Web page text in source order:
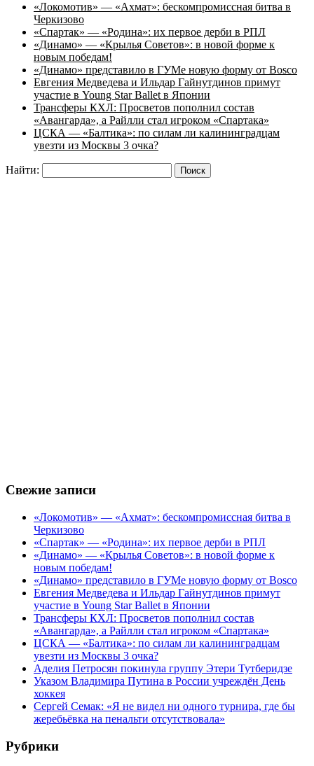
«Локомотив» — «Ахмат»: бескомпромиссная битва в
Черкизово
«Спартак» — «Родина»: их первое дерби в РПЛ
«Динамо» — «Крылья Советов»: в новой форме к
новым победам!
«Динамо» представило в ГУМе новую форму от Bosco
Евгения Медведева и Ильдар Гайнутдинов примут
участие в Young Star Ballet в Японии
Трансферы КХЛ: Просветов пополнил состав
«Авангарда», а Райлли стал игроком «Спартака»
ЦСКА — «Балтика»: по силам ли калининградцам
увезти из Москвы 3 очка?
Найти:
Свежие записи
«Локомотив» — «Ахмат»: бескомпромиссная битва в
Черкизово
«Спартак» — «Родина»: их первое дерби в РПЛ
«Динамо» — «Крылья Советов»: в новой форме к
новым победам!
«Динамо» представило в ГУМе новую форму от Bosco
Евгения Медведева и Ильдар Гайнутдинов примут
участие в Young Star Ballet в Японии
Трансферы КХЛ: Просветов пополнил состав
«Авангарда», а Райлли стал игроком «Спартака»
ЦСКА — «Балтика»: по силам ли калининградцам
увезти из Москвы 3 очка?
Аделия Петросян покинула группу Этери Тутберидзе
Указом Владимира Путина в России учреждён День
хоккея
Сергей Семак: «Я не видел ни одного турнира, где бы
жеребьёвка на пенальти отсутствовала»
Рубрики